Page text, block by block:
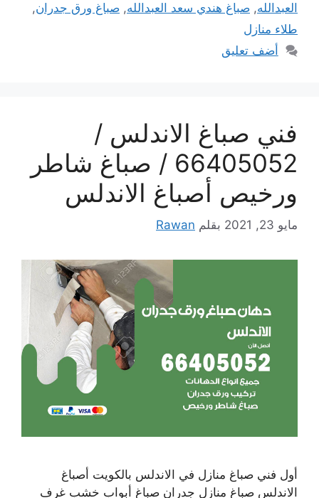
العبدالله, صباغ هندي سعد العبدالله, صباغ ورق جدران,
طلاء منازل
أضف تعليق
فني صباغ الاندلس /
66405052 / صباغ شاطر
ورخيص أصباغ الاندلس
مايو 23, 2021 بقلم Rawan
أول فني صباغ منازل في الاندلس بالكويت أصباغ
الاندلس صباغ منازل جدران صباغ أبواب خشب غرف